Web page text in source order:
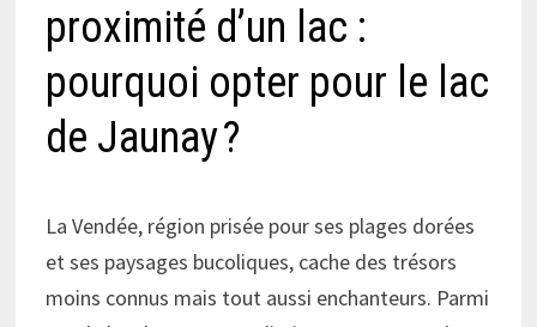
proximité d’un lac :
pourquoi opter pour le lac
de Jaunay ?
La Vendée, région prisée pour ses plages dorées
et ses paysages bucoliques, cache des trésors
moins connus mais tout aussi enchanteurs. Parmi